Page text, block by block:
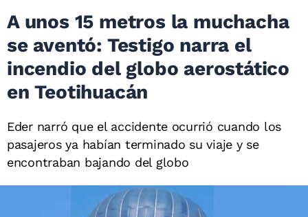
A unos 15 metros la muchacha
se aventó: Testigo narra el
incendio del globo aerostático
en Teotihuacán
Eder narró que el accidente ocurrió cuando los
pasajeros ya habían terminado su viaje y se
encontraban bajando del globo